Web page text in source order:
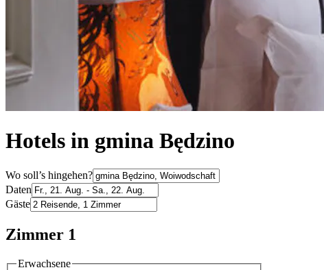
Hotels in gmina Będzino
Wo soll’s hingehen?
Daten
Gäste
Zimmer 1
Erwachsene